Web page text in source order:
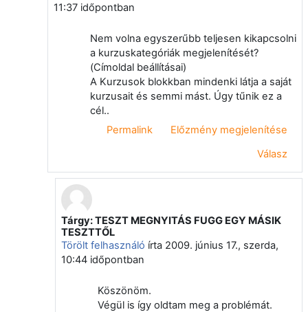
11:37 időpontban
Nem volna egyszerűbb teljesen kikapcsolni
a kurzuskategóriák megjelenítését?
(Címoldal beállításai)
A Kurzusok blokkban mindenki látja a saját
kurzusait és semmi mást. Úgy tűnik ez a
cél..
Permalink
Előzmény megjelenítése
Válasz
Válasz erre: Vágvölgyi Csaba
Tárgy: TESZT MEGNYITÁS FUGG EGY MÁSIK
TESZTTŐL
Törölt felhasználó írta 2009. június 17., szerda,
10:44 időpontban
Köszönöm.
Végül is így oldtam meg a problémát.